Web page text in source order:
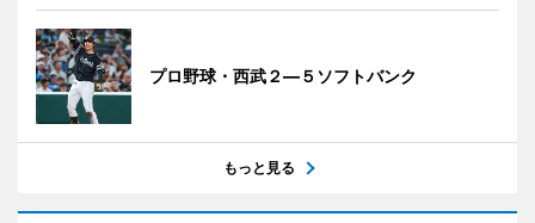
プロ野球・西武２―５ソフトバンク
もっと見る